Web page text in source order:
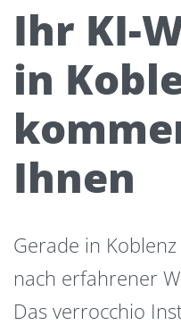
Ihr KI-
in
Ihnen
Gerade in
nach erfahrener
Das verrocchio